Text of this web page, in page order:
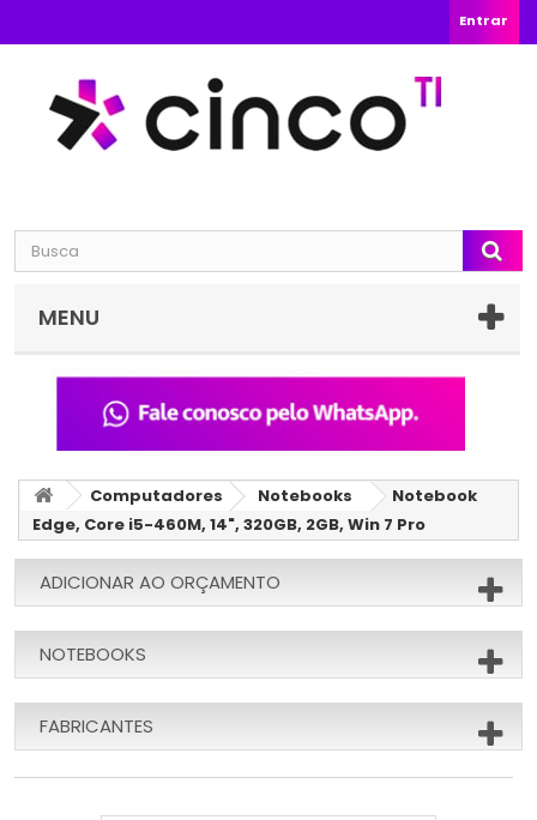
Entrar
MENU
Computadores Notebooks
Notebook
Edge, Core i5-460M, 14", 320GB, 2GB, Win 7 Pro
ADICIONAR AO ORÇAMENTO
NOTEBOOKS
FABRICANTES